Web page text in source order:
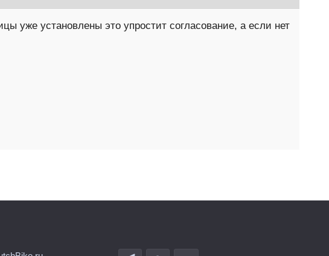
уже установлены это упростит согласование, а если нет